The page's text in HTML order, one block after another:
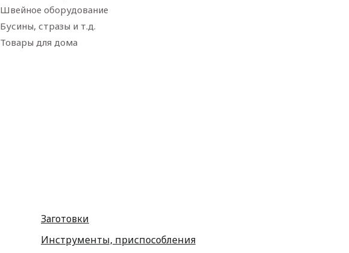
Швейное оборудование
Бусины, стразы и т.д.
Товары для дома
Заготовки
Инструменты, приспособления